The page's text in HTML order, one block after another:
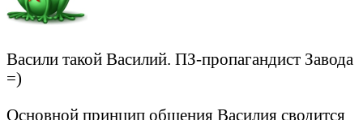
Васили такой Василий. ПЗ-пропагандист Завода
=)
Основной принцип общения Василия сводится